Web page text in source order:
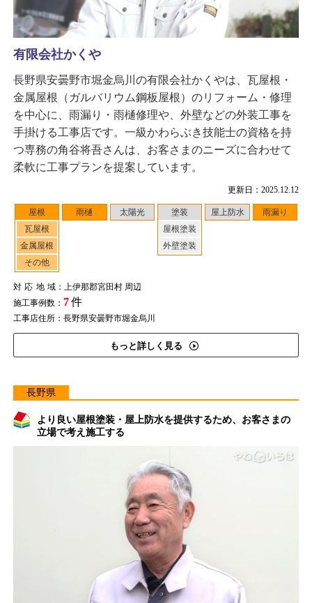
更新日：2025.12.12
屋根
瓦屋根
金属屋根
その他
雨樋 太陽光
塗装
屋根塗装
外壁塗装
屋上防水 雨漏り
対応地域：上伊那郡宮田村 周辺
施工事例数： 7件
工事店住所：長野県安曇野市堀金烏川
もっと詳しく見る
有限会社かくや
長野県安曇野市堀金烏川の有限会社かくやは、瓦屋根・
金属屋根（ガルバリウム鋼板屋根）のリフォーム・修理
を中心に、雨漏り・雨樋修理や、外壁などの外装工事を
手掛ける工事店です。一級かわらぶき技能士の資格を持
つ専務の角谷将吾さんは、お客さまのニーズに合わせて
柔軟に工事プランを提案しています。
長野県
より良い屋根塗装・屋上防水を提供するため、お客さまの
立場で考え施工する